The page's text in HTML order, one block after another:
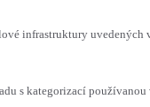
infrastruktury uvedených
s kategorizací